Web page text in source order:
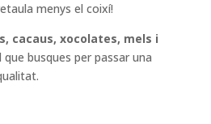
menys el coixí!
cacaus, xocolates, mels i
que busques per passar una